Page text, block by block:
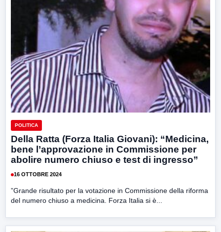
POLITICA
Della Ratta (Forza Italia Giovani): “Medicina,
bene l’approvazione in Commissione per
abolire numero chiuso e test di ingresso”
16 OTTOBRE 2024
”Grande risultato per la votazione in Commissione della riforma
del numero chiuso a medicina. Forza Italia si è...